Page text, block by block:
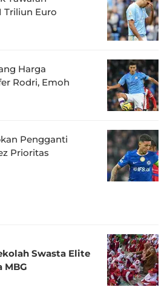
Triliun Euro
Harga
Rodri, Emoh
Pengganti
Prioritas
Swasta Elite
MBG